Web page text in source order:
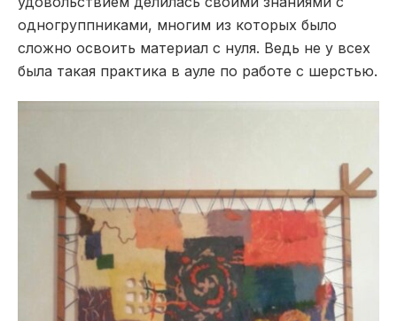
одногруппниками, многим из которых было
сложно освоить материал с нуля. Ведь не у всех
была такая практика в ауле по работе с шерстью.